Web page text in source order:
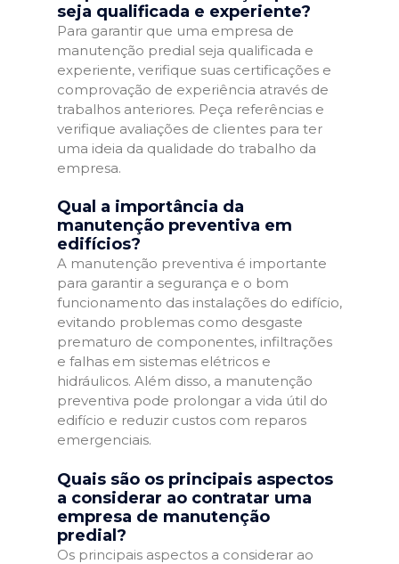
seja qualificada e experiente?
Para garantir que uma empresa de
manutenção predial seja qualificada e
experiente, verifique suas certificações e
comprovação de experiência através de
trabalhos anteriores. Peça referências e
verifique avaliações de clientes para ter
uma ideia da qualidade do trabalho da
empresa.
Qual a importância da
manutenção preventiva em
edifícios?
A manutenção preventiva é importante
para garantir a segurança e o bom
funcionamento das instalações do edifício,
evitando problemas como desgaste
prematuro de componentes, infiltrações
e falhas em sistemas elétricos e
hidráulicos. Além disso, a manutenção
preventiva pode prolongar a vida útil do
edifício e reduzir custos com reparos
emergenciais.
Quais são os principais aspectos
a considerar ao contratar uma
empresa de manutenção
predial?
Os principais aspectos a considerar ao